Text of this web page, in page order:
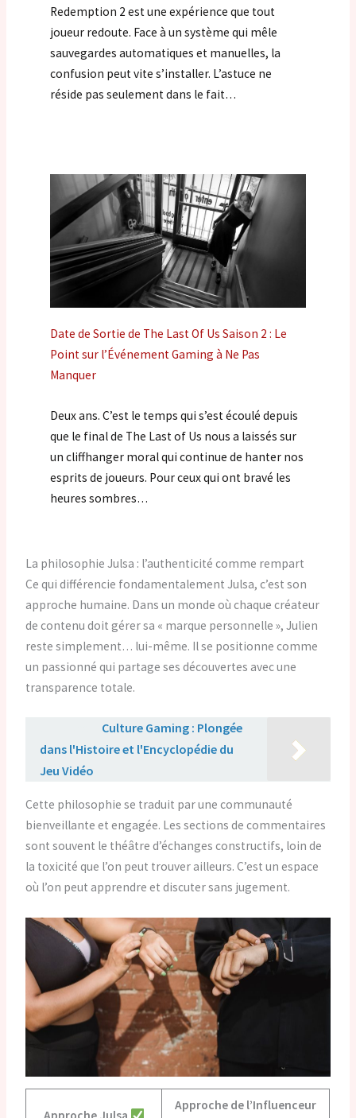
Redemption 2 est une expérience que tout
joueur redoute. Face à un système qui mêle
sauvegardes automatiques et manuelles, la
confusion peut vite s’installer. L’astuce ne
réside pas seulement dans le fait…
Date de Sortie de The Last Of Us Saison 2 : Le
Point sur l’Événement Gaming à Ne Pas
Manquer
Deux ans. C’est le temps qui s’est écoulé depuis
que le final de The Last of Us nous a laissés sur
un cliffhanger moral qui continue de hanter nos
esprits de joueurs. Pour ceux qui ont bravé les
heures sombres…
La philosophie Julsa : l’authenticité comme rempart
Ce qui différencie fondamentalement Julsa, c’est son
approche humaine. Dans un monde où chaque créateur
de contenu doit gérer sa « marque personnelle », Julien
reste simplement… lui-même. Il se positionne comme
un passionné qui partage ses découvertes avec une
transparence totale.
Culture Gaming : Plongée
dans l'Histoire et l'Encyclopédie du
Jeu Vidéo
Cette philosophie se traduit par une communauté
bienveillante et engagée. Les sections de commentaires
sont souvent le théâtre d’échanges constructifs, loin de
la toxicité que l’on peut trouver ailleurs. C’est un espace
où l’on peut apprendre et discuter sans jugement.
Approche de l’Influenceur